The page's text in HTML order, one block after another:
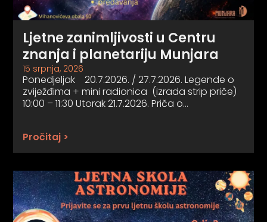
Ljetne zanimljivosti u Centru
znanja i planetariju Munjara
15 srpnja, 2026
Ponedjeljak 20.7.2026. / 27.7.2026. Legende o
zviježđima + mini radionica (izrada strip priče)
10:00 – 11:30 Utorak 21.7.2026. Priča o…
Pročitaj >